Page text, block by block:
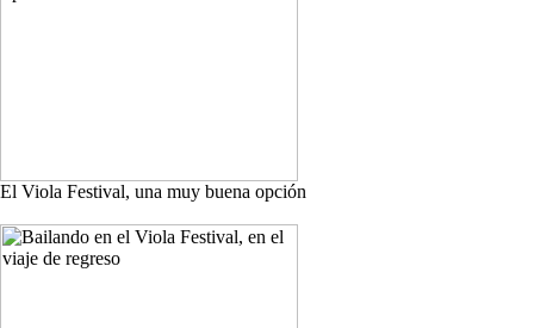
El Viola Festival, una muy buena opción